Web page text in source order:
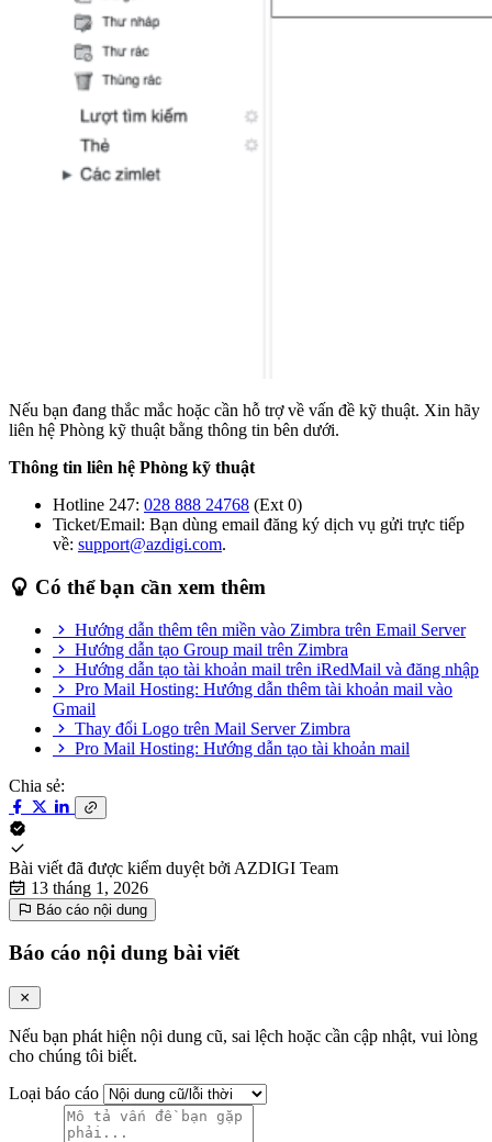
Nếu bạn đang thắc mắc hoặc cần hỗ trợ về vấn đề kỹ thuật. Xin hãy
liên hệ Phòng kỹ thuật bằng thông tin bên dưới.
Thông tin liên hệ Phòng kỹ thuật
Hotline 247: 028 888 24768 (Ext 0)
Ticket/Email: Bạn dùng email đăng ký dịch vụ gửi trực tiếp
về: support@azdigi.com.
Có thể bạn cần xem thêm
Hướng dẫn thêm tên miền vào Zimbra trên Email Server
Hướng dẫn tạo Group mail trên Zimbra
Hướng dẫn tạo tài khoản mail trên iRedMail và đăng nhập
Pro Mail Hosting: Hướng dẫn thêm tài khoản mail vào
Gmail
Thay đổi Logo trên Mail Server Zimbra
Pro Mail Hosting: Hướng dẫn tạo tài khoản mail
Chia sẻ:
Bài viết đã được kiểm duyệt bởi AZDIGI Team
13 tháng 1, 2026
Báo cáo nội dung
Báo cáo nội dung bài viết
Nếu bạn phát hiện nội dung cũ, sai lệch hoặc cần cập nhật, vui lòng
cho chúng tôi biết.
Loại báo cáo